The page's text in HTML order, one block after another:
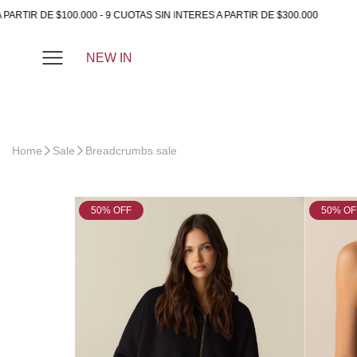
- 9 CUOTAS SIN INTERES A PARTIR DE $300.000 5% OFF
NEW IN
Home Sale Breadcrumbs.sale
Más Vendidos
COLOR
50% OFF 50%